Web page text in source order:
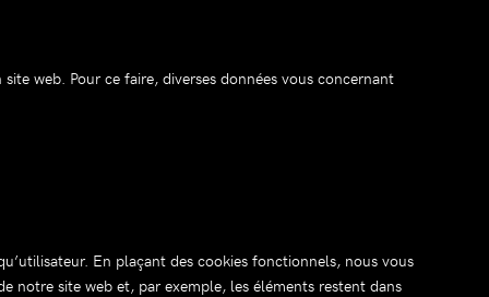
web. Pour ce faire, diverses données vous concernant
En plaçant des cookies fonctionnels, nous vous
notre site web et, par exemple, les éléments restent dans